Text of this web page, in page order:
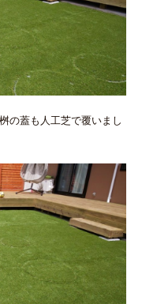
の蓋も人工芝で覆いまし